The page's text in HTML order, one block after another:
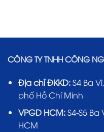
CÔNG TY TNHH CÔNG
Địa chỉ ĐKKD:S4 Ba
phố Hồ Chí Minh
VPGD HCM:S4-S5 Ba
HCM